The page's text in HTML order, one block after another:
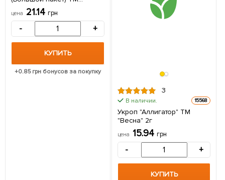
"Весна" 6г
цена 21.14 грн
- +
КУПИТЬ
+0.85грн бонусов за покупку
3
В наличии. 15568
Укроп "Аллигатор" ТМ
"Весна" 2г
цена 15.94 грн
- +
КУПИТЬ